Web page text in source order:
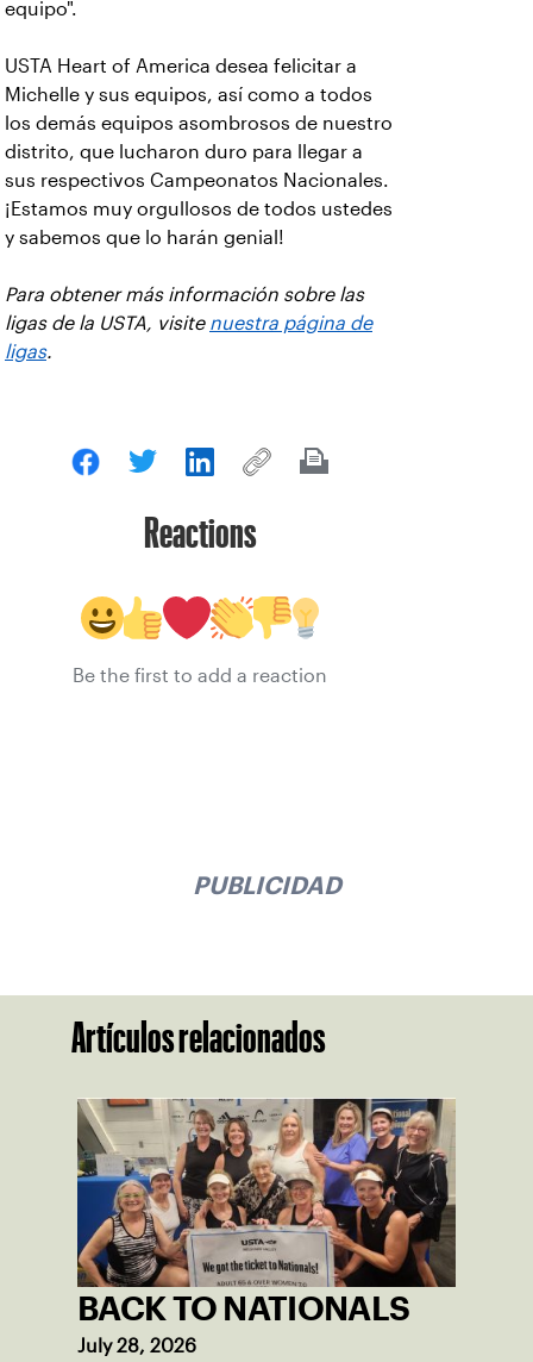
equipo".
USTA Heart of America desea felicitar a
Michelle y sus equipos, así como a todos
los demás equipos asombrosos de nuestro
distrito, que lucharon duro para llegar a
sus respectivos Campeonatos Nacionales.
¡Estamos muy orgullosos de todos ustedes
y sabemos que lo harán genial!
Para obtener más información sobre las
ligas de la USTA, visite nuestra página de
ligas.
Reactions
Be the first to add a reaction
PUBLICIDAD
Artículos relacionados
BACK TO NATIONALS
July 28, 2026